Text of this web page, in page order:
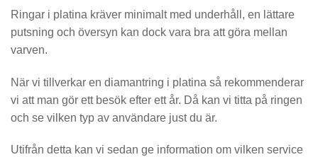
Ringar i platina kräver minimalt med underhåll, en lättare
putsning och översyn kan dock vara bra att göra mellan
varven.
När vi tillverkar en diamantring i platina så rekommenderar
vi att man gör ett besök efter ett år. Då kan vi titta på ringen
och se vilken typ av användare just du är.
Utifrån detta kan vi sedan ge information om vilken service